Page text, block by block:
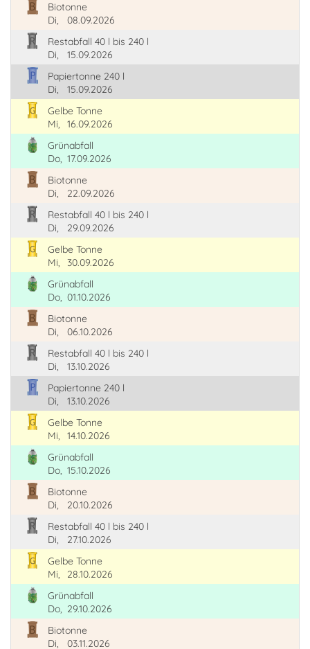
Biotonne
Di,
08.09.2026
Restabfall 40 l bis 240 l
Di,
15.09.2026
Papiertonne 240 l
Di,
15.09.2026
Gelbe Tonne
Mi,
16.09.2026
Grünabfall
Do, 17.09.2026
Biotonne
Di,
22.09.2026
Restabfall 40 l bis 240 l
Di,
29.09.2026
Gelbe Tonne
Mi,
30.09.2026
Grünabfall
Do, 01.10.2026
Biotonne
Di,
06.10.2026
Restabfall 40 l bis 240 l
Di,
13.10.2026
Papiertonne 240 l
Di,
13.10.2026
Gelbe Tonne
Mi,
14.10.2026
Grünabfall
Do, 15.10.2026
Biotonne
Di,
20.10.2026
Restabfall 40 l bis 240 l
Di,
27.10.2026
Gelbe Tonne
Mi,
28.10.2026
Grünabfall
Do, 29.10.2026
Biotonne
Di,
03.11.2026